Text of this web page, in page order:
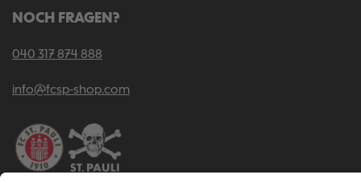
NOCH FRAGEN?
040 317 874 888
info@fcsp-shop.com